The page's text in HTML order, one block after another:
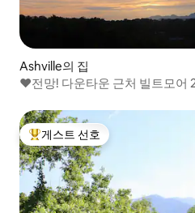
Ashville의 집
❤전망! 다운타운 근처 빌트모어
상위 게스트 선호
게스트 선호